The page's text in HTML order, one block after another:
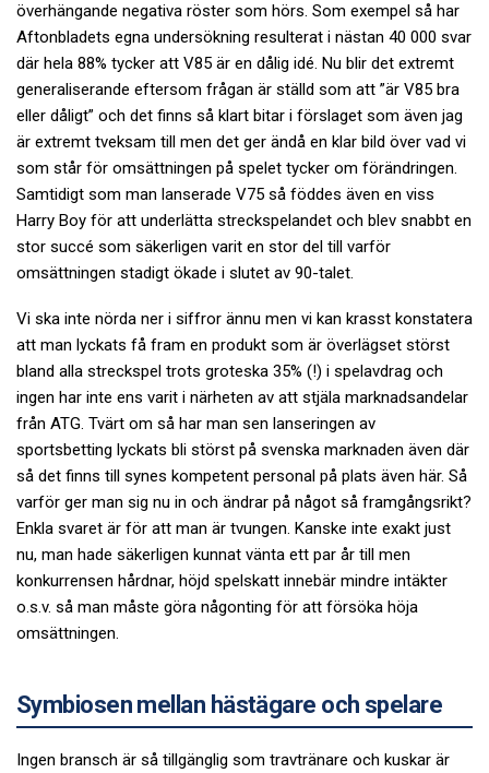
överhängande negativa röster som hörs. Som exempel så har
Aftonbladets egna undersökning resulterat i nästan 40 000 svar
där hela 88% tycker att V85 är en dålig idé. Nu blir det extremt
generaliserande eftersom frågan är ställd som att ”är V85 bra
eller dåligt” och det finns så klart bitar i förslaget som även jag
är extremt tveksam till men det ger ändå en klar bild över vad vi
som står för omsättningen på spelet tycker om förändringen.
Samtidigt som man lanserade V75 så föddes även en viss
Harry Boy för att underlätta streckspelandet och blev snabbt en
stor succé som säkerligen varit en stor del till varför
omsättningen stadigt ökade i slutet av 90-talet.
Vi ska inte nörda ner i siffror ännu men vi kan krasst konstatera
att man lyckats få fram en produkt som är överlägset störst
bland alla streckspel trots groteska 35% (!) i spelavdrag och
ingen har inte ens varit i närheten av att stjäla marknadsandelar
från ATG. Tvärt om så har man sen lanseringen av
sportsbetting lyckats bli störst på svenska marknaden även där
så det finns till synes kompetent personal på plats även här. Så
varför ger man sig nu in och ändrar på något så framgångsrikt?
Enkla svaret är för att man är tvungen. Kanske inte exakt just
nu, man hade säkerligen kunnat vänta ett par år till men
konkurrensen hårdnar, höjd spelskatt innebär mindre intäkter
o.s.v. så man måste göra någonting för att försöka höja
omsättningen.
Symbiosen mellan hästägare och spelare
Ingen bransch är så tillgänglig som travtränare och kuskar är